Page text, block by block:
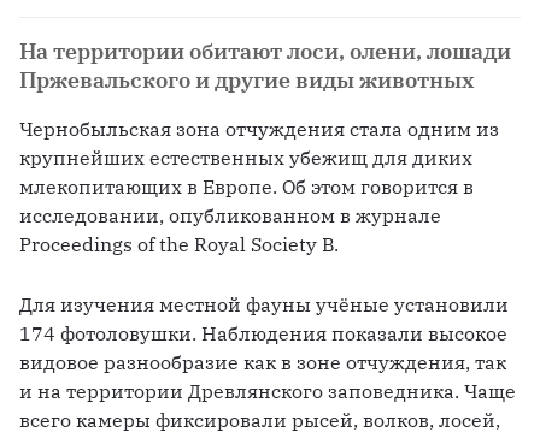
На территории обитают лоси, олени, лошади
Пржевальского и другие виды животных
Чернобыльская зона отчуждения стала одним из
крупнейших естественных убежищ для диких
млекопитающих в Европе. Об этом говорится в
исследовании, опубликованном в журнале
Proceedings of the Royal Society B.
Для изучения местной фауны учёные установили
174 фотоловушки. Наблюдения показали высокое
видовое разнообразие как в зоне отчуждения, так
и на территории Древлянского заповедника. Чаще
всего камеры фиксировали рысей, волков, лосей,